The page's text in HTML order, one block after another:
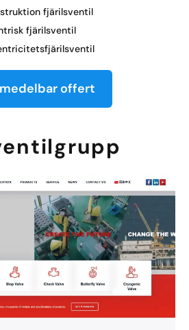
fjärilsventil
fjärilsventil
offert